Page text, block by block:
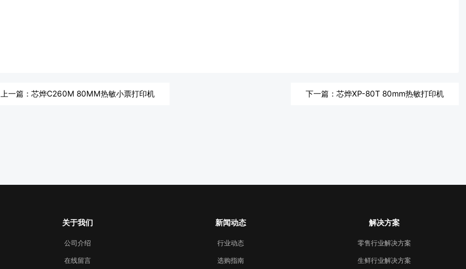
上一篇：芯烨C260M 80MM热敏小票打印机 下一篇：芯烨XP-80T 80mm热敏打印机
关于我们
公司介绍
在线留言
新闻动态
行业动态
选购指南
解决方案
零售行业解决方案
生鲜行业解决方案